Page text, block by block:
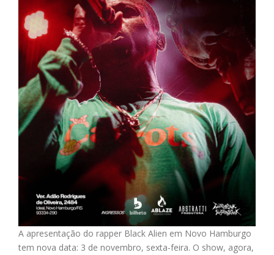
A apresentação do rapper Black Alien em Novo Hamburgo
tem nova data: 3 de novembro, sexta-feira. O show, agora,